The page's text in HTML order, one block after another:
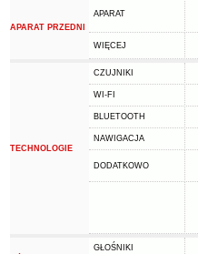
APARAT PRZEDNI
APARAT
WIĘCEJ
TECHNOLOGIE
CZUJNIKI
WI-FI
BLUETOOTH
NAWIGACJA
DODATKOWO
GŁOŚNIKI